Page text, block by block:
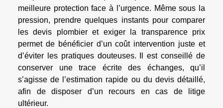
meilleure protection face à l’urgence. Même sous la
pression, prendre quelques instants pour comparer
les devis plombier et exiger la transparence prix
permet de bénéficier d’un coût intervention juste et
d’éviter les pratiques douteuses. Il est conseillé de
conserver une trace écrite des échanges, qu’il
s’agisse de l’estimation rapide ou du devis détaillé,
afin de disposer d’un recours en cas de litige
ultérieur.